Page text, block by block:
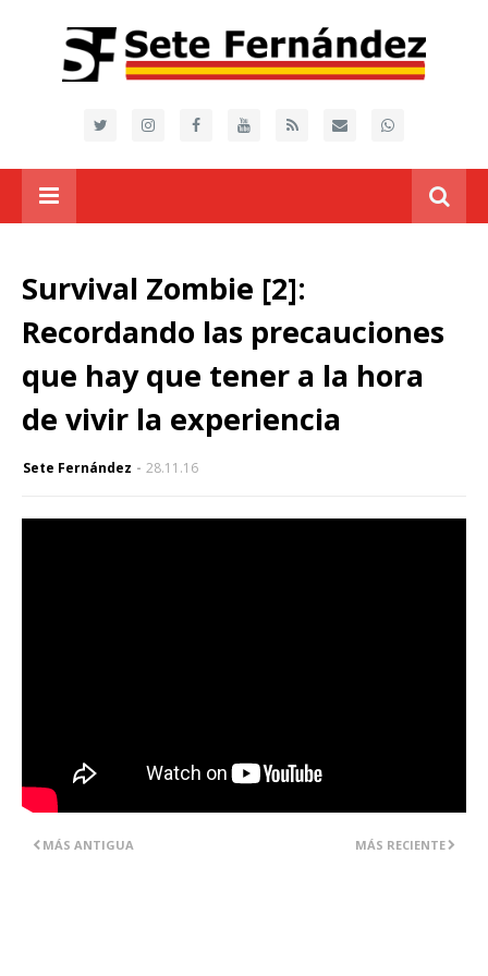
Survival Zombie [2]:
Recordando las precauciones
que hay que tener a la hora
de vivir la experiencia
Sete Fernández 28.11.16
MÁS RECIENTE
MÁS ANTIGUA